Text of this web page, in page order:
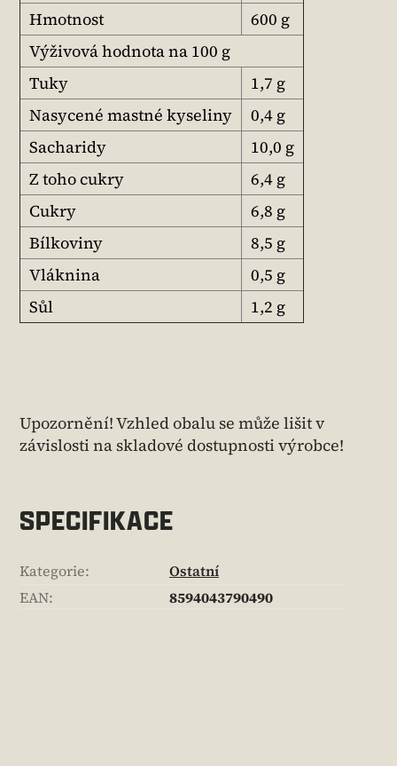
Hmotnost
600 g
Výživová hodnota na 100 g
Tuky
1,7 g
Nasycené mastné kyseliny
0,4 g
Sacharidy
10,0 g
Z toho cukry
6,4 g
Cukry
6,8 g
Bílkoviny
8,5 g
Vláknina
0,5 g
Sůl
1,2 g
Upozornění! Vzhled obalu se může lišit v
závislosti na skladové dostupnosti výrobce!
SPECIFIKACE
Kategorie:
Ostatní
EAN: 8594043790490